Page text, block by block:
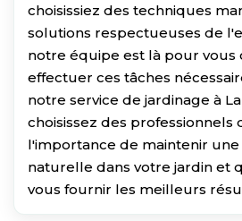
choisissiez des techniques
solutions respectueuses de
notre équipe est là pour vous
effectuer ces tâches
notre service de jardinage à
choisissez des
l'importance de maintenir
naturelle dans votre jardin et
vous fournir les meilleurs